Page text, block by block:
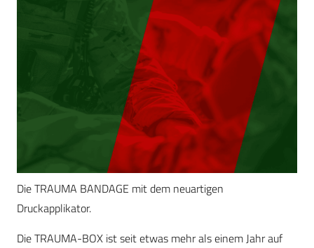
Die TRAUMA BANDAGE mit dem neuartigen
Druckapplikator.
Die TRAUMA-BOX ist seit etwas mehr als einem Jahr auf